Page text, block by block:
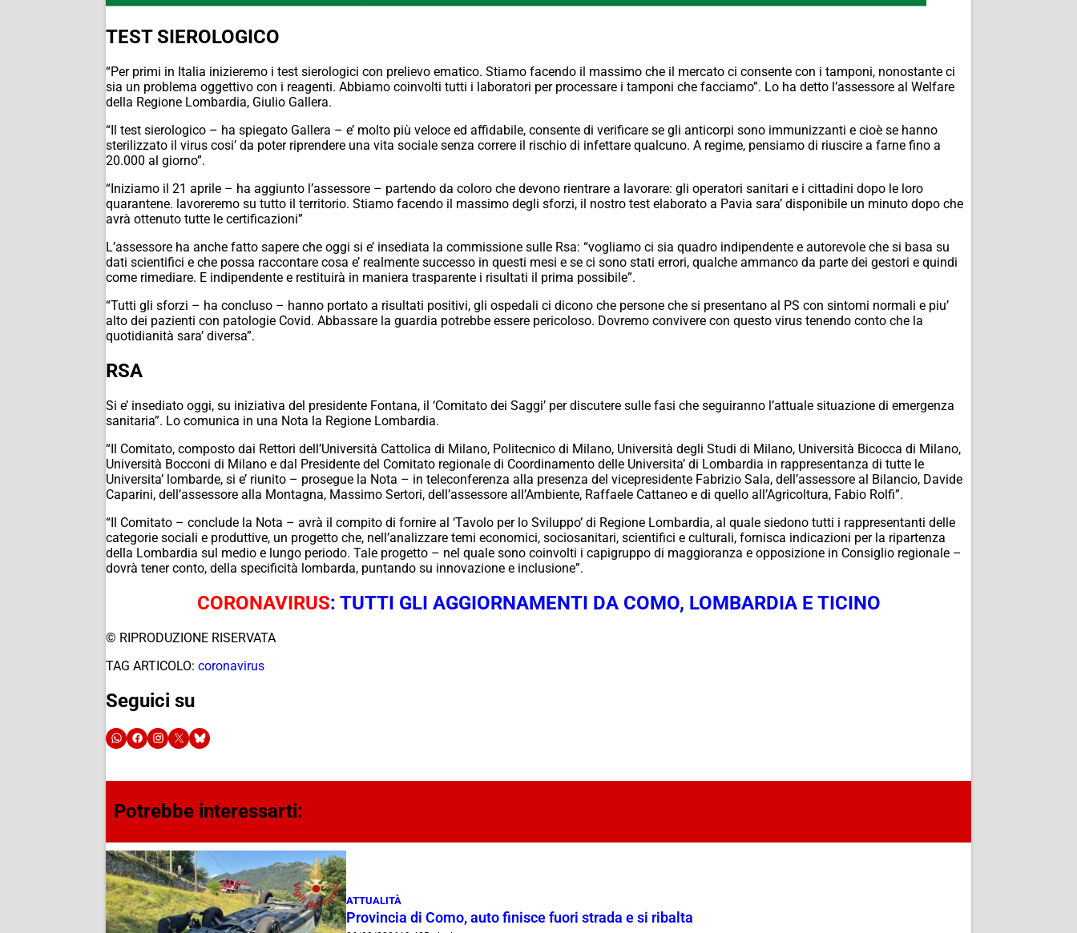
TEST SIEROLOGICO
“Per primi in Italia inizieremo i test sierologici con prelievo ematico. Stiamo facendo il massimo che il mercato ci consente con i tamponi, nonostante ci
sia un problema oggettivo con i reagenti. Abbiamo coinvolti tutti i laboratori per processare i tamponi che facciamo”. Lo ha detto l’assessore al Welfare
della Regione Lombardia, Giulio Gallera.
“Il test sierologico – ha spiegato Gallera – e’ molto più veloce ed affidabile, consente di verificare se gli anticorpi sono immunizzanti e cioè se hanno
sterilizzato il virus cosi’ da poter riprendere una vita sociale senza correre il rischio di infettare qualcuno. A regime, pensiamo di riuscire a farne fino a
20.000 al giorno”.
“Iniziamo il 21 aprile – ha aggiunto l’assessore – partendo da coloro che devono rientrare a lavorare: gli operatori sanitari e i cittadini dopo le loro
quarantene. lavoreremo su tutto il territorio. Stiamo facendo il massimo degli sforzi, il nostro test elaborato a Pavia sara’ disponibile un minuto dopo che
avrà ottenuto tutte le certificazioni”
L’assessore ha anche fatto sapere che oggi si e’ insediata la commissione sulle Rsa: “vogliamo ci sia quadro indipendente e autorevole che si basa su
dati scientifici e che possa raccontare cosa e’ realmente successo in questi mesi e se ci sono stati errori, qualche ammanco da parte dei gestori e quindi
come rimediare. E indipendente e restituirà in maniera trasparente i risultati il prima possibile”.
“Tutti gli sforzi – ha concluso – hanno portato a risultati positivi, gli ospedali ci dicono che persone che si presentano al PS con sintomi normali e piu’
alto dei pazienti con patologie Covid. Abbassare la guardia potrebbe essere pericoloso. Dovremo convivere con questo virus tenendo conto che la
quotidianità sara’ diversa”.
RSA
Si e’ insediato oggi, su iniziativa del presidente Fontana, il ‘Comitato dei Saggi’ per discutere sulle fasi che seguiranno l’attuale situazione di emergenza
sanitaria”. Lo comunica in una Nota la Regione Lombardia.
“Il Comitato, composto dai Rettori dell’Università Cattolica di Milano, Politecnico di Milano, Università degli Studi di Milano, Università Bicocca di Milano,
Università Bocconi di Milano e dal Presidente del Comitato regionale di Coordinamento delle Universita’ di Lombardia in rappresentanza di tutte le
Universita’ lombarde, si e’ riunito – prosegue la Nota – in teleconferenza alla presenza del vicepresidente Fabrizio Sala, dell’assessore al Bilancio, Davide
Caparini, dell’assessore alla Montagna, Massimo Sertori, dell’assessore all’Ambiente, Raffaele Cattaneo e di quello all’Agricoltura, Fabio Rolfi”.
“Il Comitato – conclude la Nota – avrà il compito di fornire al ‘Tavolo per lo Sviluppo’ di Regione Lombardia, al quale siedono tutti i rappresentanti delle
categorie sociali e produttive, un progetto che, nell’analizzare temi economici, sociosanitari, scientifici e culturali, fornisca indicazioni per la ripartenza
della Lombardia sul medio e lungo periodo. Tale progetto – nel quale sono coinvolti i capigruppo di maggioranza e opposizione in Consiglio regionale –
dovrà tener conto, della specificità lombarda, puntando su innovazione e inclusione”.
CORONAVIRUS: TUTTI GLI AGGIORNAMENTI DA COMO, LOMBARDIA E TICINO
© RIPRODUZIONE RISERVATA
TAG ARTICOLO: coronavirus
Seguici su
Potrebbe interessarti:
ATTUALITÀ
Provincia di Como, auto finisce fuori strada e si ribalta